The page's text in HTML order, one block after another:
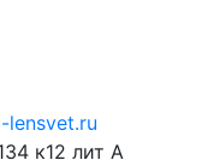
lensvet.ru
к12 лит А